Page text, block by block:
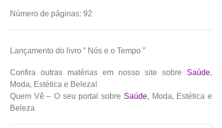
Número de páginas: 92
Lançamento do livro ” Nós e o Tempo ”
Confira outras matérias em nosso site sobre Saúde,
Moda, Estética e Beleza!
Quem Vê – O seu portal sobre Saúde, Moda, Estética e
Beleza